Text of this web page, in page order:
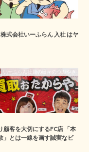
式会社いーふらん 入社 はヤ
いーふらん社員の日々のつぶやき
顧客を大切にするFC店 「本
」とは一線を画す誠実なビ